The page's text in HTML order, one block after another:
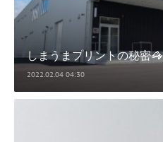
しまうまプリントの秘密🦓
2022.02.04 04:30